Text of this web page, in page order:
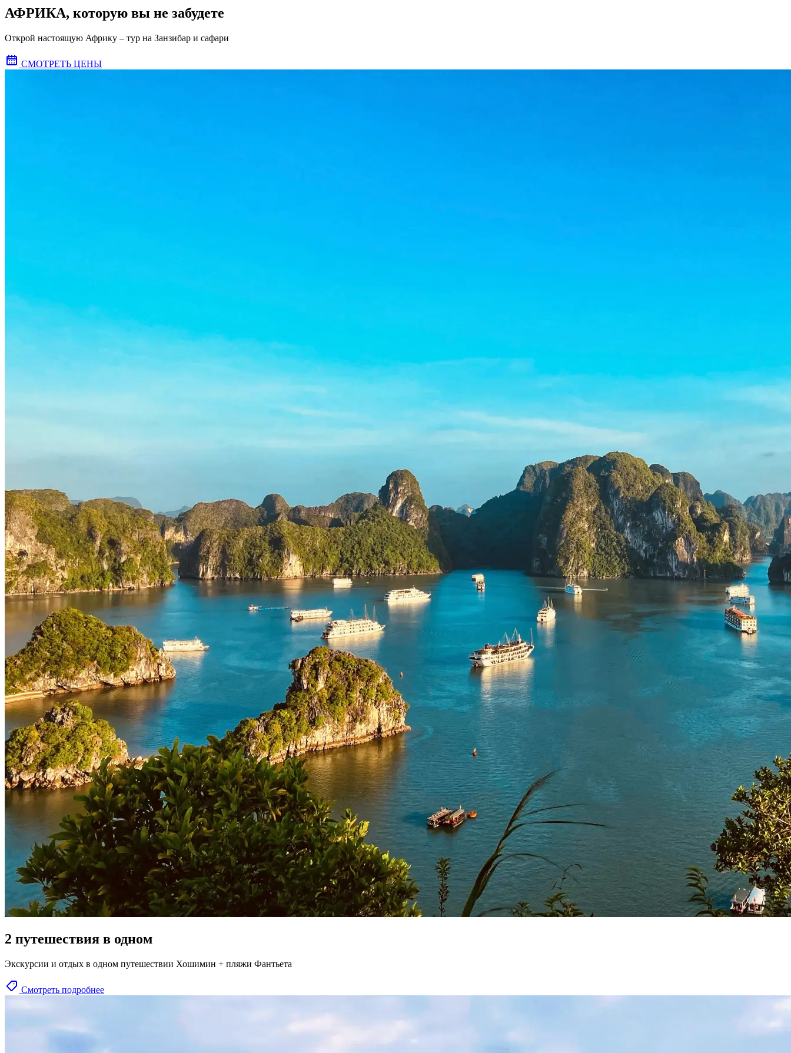
АФРИКА, которую вы не забудете
Открой настоящую Африку – тур на Занзибар и сафари
СМОТРЕТЬ ЦЕНЫ
2 путешествия в одном
Экскурсии и отдых в одном путешествии Хошимин + пляжи Фантьета
Смотреть подробнее